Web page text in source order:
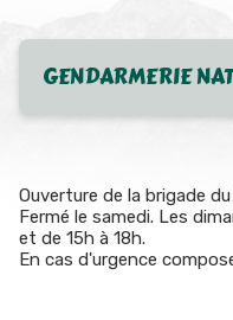
GENDARMERIE
Ouverture de la brigade
Fermé le samedi. Les
et de 15h à 18h.
En cas d'urgence